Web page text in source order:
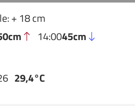
+ 18 cm
14:0045cm
29,4°C